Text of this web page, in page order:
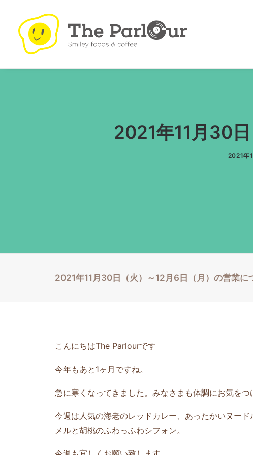
2021年11月30
2021年
2021年11月30日（火）～12月6日（月）の営業に
こんにちはThe Parlourです
今年もあと1ヶ月ですね。
急に寒くなってきました。みなさまも体調にお気をつ
今週は人気の海老のレッドカレー、あったかいヌー
メルと胡桃のふわっふわシフォン。